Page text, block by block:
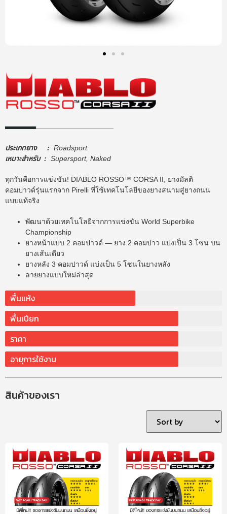
ประเภทยาง : Roadsport
เหมาะสำหรับ : Supersport, Naked
ทุกวันคือการแข่งขัน! DIABLO ROSSO™ CORSA II, ยางมัลติ
คอมปาวด์รุ่นแรกจาก Pirelli ที่ใช้เทคโนโลยีของยางสนามสู่ยางถนน
แบบแท้จริง
พัฒนาด้วยเทคโนโลยีจากการแข่งขัน World Superbike
Championship
ยางหน้าแบบ 2 คอมปาวด์ — ยาง 2 คอมปาว แบ่งเป็น 3 โซน บน
ยางเส้นเดียว
ยางหลัง 3 คอมปาวด์ แบ่งเป็น 5 โซนในยางหลัง
ลายยางแบบใหม่ล่าสุด
พื้นแห้ง
พื้นเปียก
ราคา
อายุการใช้งาน
สินค้าของเรา